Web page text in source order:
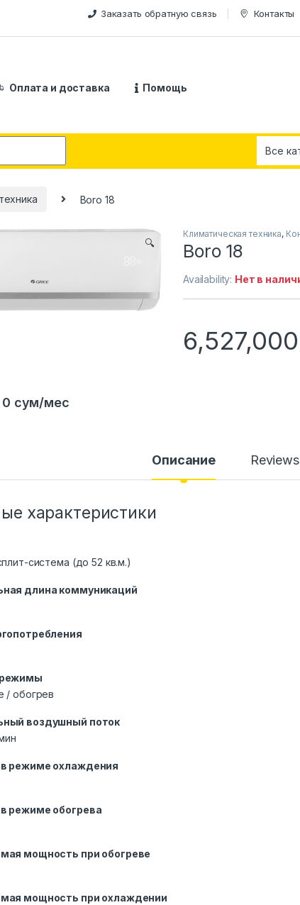
Заказать обратную связь Контакты
Оплата и доставка Помощь
Boro 18
🔍
Климатическая техника,
Boro 18
Availability: Нет в
6,527,000
0 сум/мес
Описание Reviews
характеристики
система (до 52 кв.м.)
длина коммуникаций
/ обогрев
воздушный поток
режиме охлаждения
режиме обогрева
мощность при обогреве
мощность при охлаждении